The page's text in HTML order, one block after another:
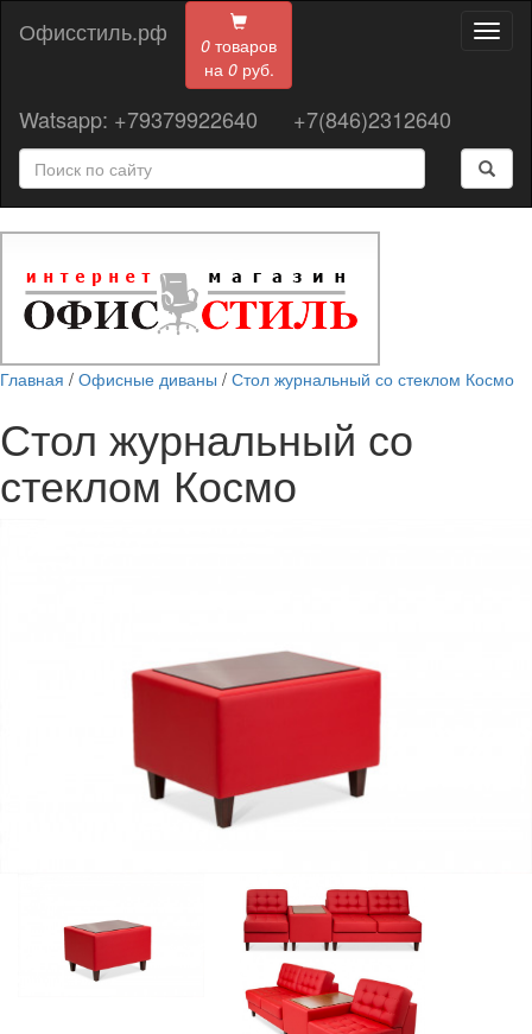
0 товаров
на 0руб.
Офисстиль.рф
Watsapp: +79379922640 +7(846)2312640
Главная / Офисные диваны / Стол журнальный со стеклом Космо
Стол журнальный со
стеклом Космо